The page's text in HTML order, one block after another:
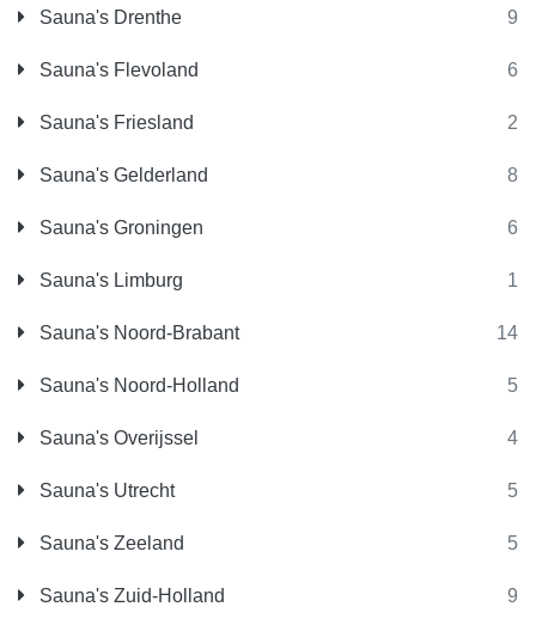
Sauna's Drenthe 9
Sauna's Flevoland 6
Sauna's Friesland 2
Sauna's Gelderland 8
Sauna's Groningen 6
Sauna's Limburg 1
Sauna's Noord-Brabant 14
Sauna's Noord-Holland 5
Sauna's Overijssel 4
Sauna's Utrecht 5
Sauna's Zeeland 5
Sauna's Zuid-Holland 9